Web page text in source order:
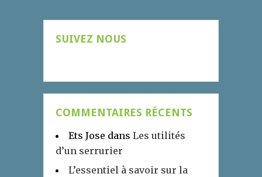
SUIVEZ NOUS
COMMENTAIRES RÉCENTS
Ets Jose dans Les utilités
d’un serrurier
L’essentiel à savoir sur la